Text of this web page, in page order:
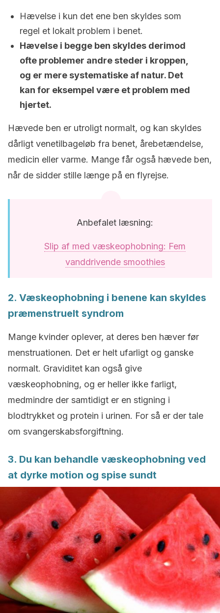
Hævelse i kun det ene ben skyldes som
regel et lokalt problem i benet.
Hævelse i begge ben skyldes derimod
ofte problemer andre steder i kroppen,
og er mere systematiske af natur. Det
kan for eksempel være et problem med
hjertet.
Hævede ben er utroligt normalt, og kan skyldes
dårligt venetilbageløb fra benet, årebetændelse,
medicin eller varme. Mange får også hævede ben,
når de sidder stille længe på en flyrejse.
Anbefalet læsning:
Slip af med væskeophobning: Fem
vanddrivende smoothies
2. Væskeophobning i benene kan skyldes
præmenstruelt syndrom
Mange kvinder oplever, at deres ben hæver før
menstruationen. Det er helt ufarligt og ganske
normalt. Graviditet kan også give
væskeophobning, og er heller ikke farligt,
medmindre der samtidigt er en stigning i
blodtrykket og protein i urinen. For så er der tale
om svangerskabsforgiftning.
3. Du kan behandle væskeophobning ved
at dyrke motion og spise sundt